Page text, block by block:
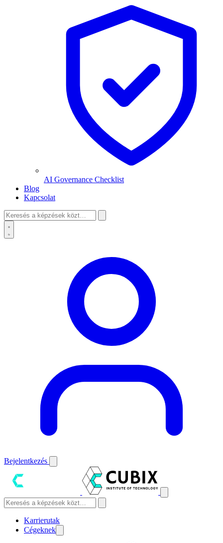
AI Governance Checklist
Blog
Kapcsolat
Bejelentkezés
Karrierutak
Cégeknek